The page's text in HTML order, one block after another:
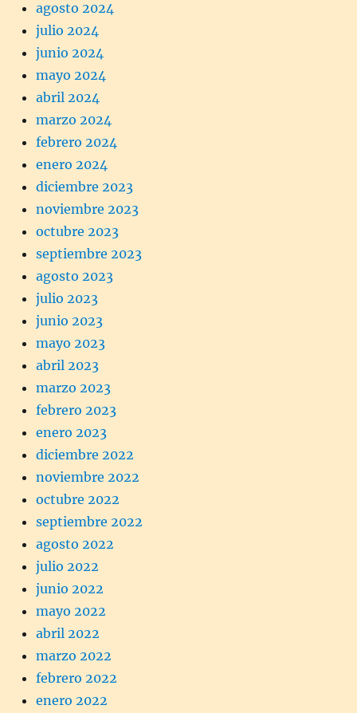
agosto 2024
julio 2024
junio 2024
mayo 2024
abril 2024
marzo 2024
febrero 2024
enero 2024
diciembre 2023
noviembre 2023
octubre 2023
septiembre 2023
agosto 2023
julio 2023
junio 2023
mayo 2023
abril 2023
marzo 2023
febrero 2023
enero 2023
diciembre 2022
noviembre 2022
octubre 2022
septiembre 2022
agosto 2022
julio 2022
junio 2022
mayo 2022
abril 2022
marzo 2022
febrero 2022
enero 2022